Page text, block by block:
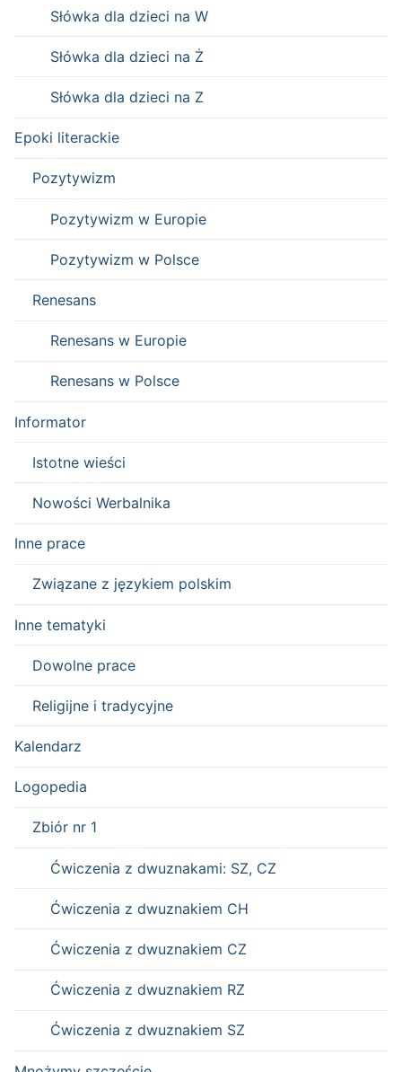
Słówka dla dzieci na W
Słówka dla dzieci na Ż
Słówka dla dzieci na Z
Epoki literackie
Pozytywizm
Pozytywizm w Europie
Pozytywizm w Polsce
Renesans
Renesans w Europie
Renesans w Polsce
Informator
Istotne wieści
Nowości Werbalnika
Inne prace
Związane z językiem polskim
Inne tematyki
Dowolne prace
Religijne i tradycyjne
Kalendarz
Logopedia
Zbiór nr 1
Ćwiczenia z dwuznakami: SZ, CZ
Ćwiczenia z dwuznakiem CH
Ćwiczenia z dwuznakiem CZ
Ćwiczenia z dwuznakiem RZ
Ćwiczenia z dwuznakiem SZ